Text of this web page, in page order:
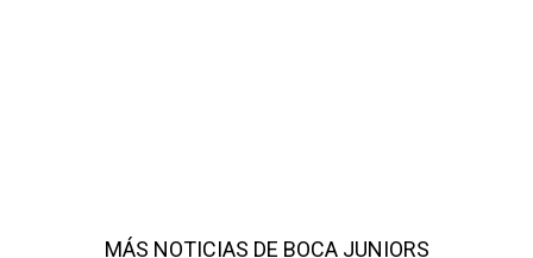
MÁS NOTICIAS DE BOCA JUNIORS